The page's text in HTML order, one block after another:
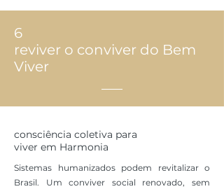
6
reviver o conviver do Bem
Viver
consciência coletiva para
viver em Harmonia
Sistemas humanizados podem revitalizar o
Brasil. Um conviver social renovado, sem